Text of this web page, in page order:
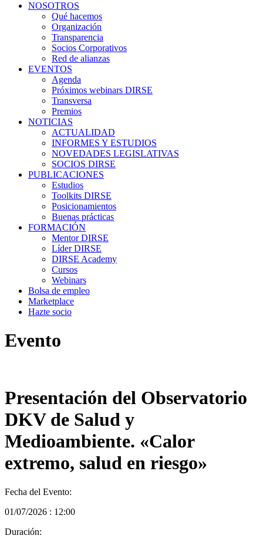
NOSOTROS
Qué hacemos
Organización
Transparencia
Socios Corporativos
Red de alianzas
EVENTOS
Agenda
Próximos webinars DIRSE
Transversa
Premios
NOTICIAS
ACTUALIDAD
INFORMES Y ESTUDIOS
NOVEDADES LEGISLATIVAS
SOCIOS DIRSE
PUBLICACIONES
Estudios
Toolkits DIRSE
Posicionamientos
Buenas prácticas
FORMACIÓN
Mentor DIRSE
Líder DIRSE
DIRSE Academy
Cursos
Webinars
Bolsa de empleo
Marketplace
Hazte socio
Evento
Presentación del Observatorio
DKV de Salud y
Medioambiente. «Calor
extremo, salud en riesgo»
Fecha del Evento:
01/07/2026 : 12:00
Duración: